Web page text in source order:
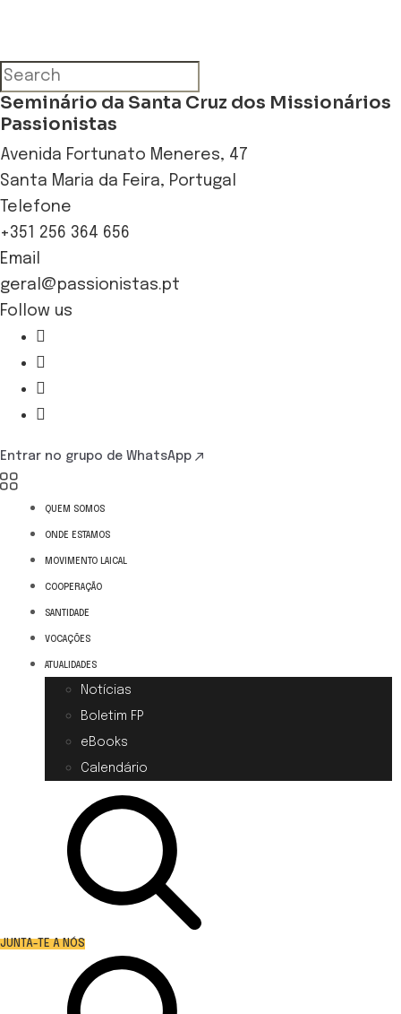
Seminário da Santa Cruz dos Missionários
Passionistas
Avenida Fortunato Meneres, 47
Santa Maria da Feira, Portugal
Telefone
+351 256 364 656
Email
geral@passionistas.pt
Follow us
Entrar no grupo de WhatsApp
QUEM SOMOS
ONDE ESTAMOS
MOVIMENTO LAICAL
COOPERAÇÃO
SANTIDADE
VOCAÇÕES
ATUALIDADES
Notícias
Boletim FP
eBooks
Calendário
JUNTA-TE A NÓS